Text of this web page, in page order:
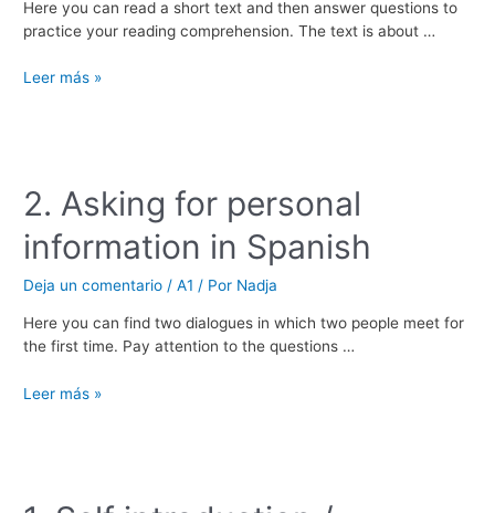
Here you can read a short text and then answer questions to
practice your reading comprehension. The text is about …
3.
Leer más »
2. Asking for personal
information in Spanish
Deja un comentario /A1 / Por Nadja
Here you can find two dialogues in which two people meet for
the first time. Pay attention to the questions …
2.
in
Leer más »